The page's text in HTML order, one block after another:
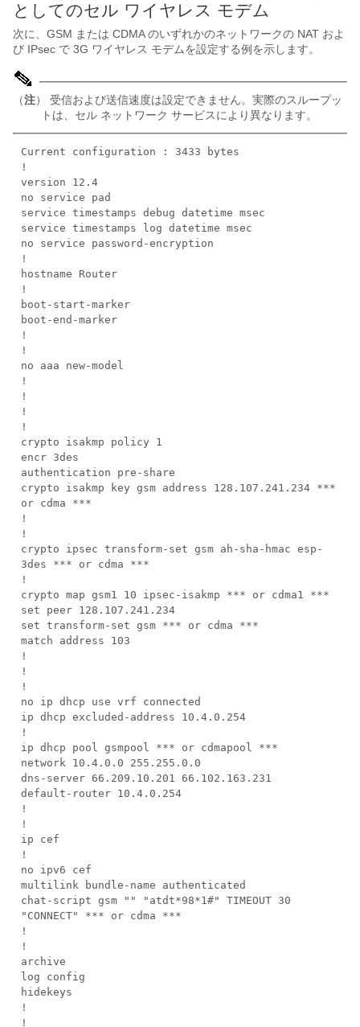
としてのセル ワイヤレス モデム
次に、GSM または CDMA のいずれかのネットワークの NAT およ
び IPsec で 3G ワイヤレス モデムを設定する例を示します。
（注） 受信および送信速度は設定できません。実際のスループッ
トは、セル ネットワーク サービスにより異なります。
Current configuration : 3433 bytes
!
version 12.4
no service pad
service timestamps debug datetime msec
service timestamps log datetime msec
no service password-encryption
!
hostname Router
!
boot-start-marker
boot-end-marker
!
!
no aaa new-model
!
!
!
!
crypto isakmp policy 1
encr 3des
authentication pre-share
crypto isakmp key gsm address 128.107.241.234 ***
or cdma ***
!
!
crypto ipsec transform-set gsm ah-sha-hmac esp-
3des *** or cdma ***
!
crypto map gsm1 10 ipsec-isakmp *** or cdma1 ***
set peer 128.107.241.234
set transform-set gsm *** or cdma ***
match address 103
!
!
!
no ip dhcp use vrf connected
ip dhcp excluded-address 10.4.0.254
!
ip dhcp pool gsmpool *** or cdmapool ***
network 10.4.0.0 255.255.0.0
dns-server 66.209.10.201 66.102.163.231
default-router 10.4.0.254
!
!
ip cef
!
no ipv6 cef
multilink bundle-name authenticated
chat-script gsm "" "atdt*98*1#" TIMEOUT 30
"CONNECT" *** or cdma ***
!
!
archive
log config
hidekeys
!
!